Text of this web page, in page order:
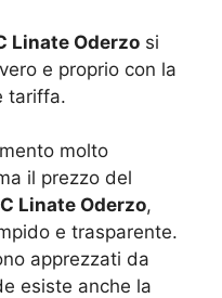
Linate Oderzo si
e proprio con la
tariffa.
molto
il prezzo del
Linate Oderzo,
e trasparente.
apprezzati da
esiste anche la